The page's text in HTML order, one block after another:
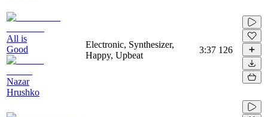
All is
Good
Nazar
Hrushko
Electronic, Synthesizer,
Happy, Upbeat
3:37 126